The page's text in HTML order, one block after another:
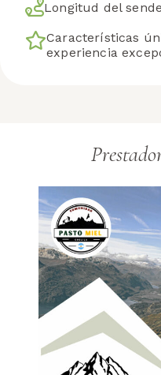
Longitud del
Características
experiencia